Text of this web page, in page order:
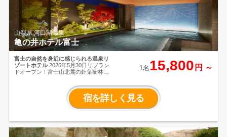
山梨県 河口湖温泉
亀の井ホテル富士
富士の自然を身近に感じられる温泉リ
ゾートホテル2026年5月30日リブラン
ドオープン！富士山北麓の針葉樹林に
変わったレストランで郷土料理を中心
としたビュッフェを堪能
お子様連れの
お客様におすすめの全天候型大型キッ
ズパーク・キッズルームを新設！
1名 15,800 円 ～
宿を詳しく見る